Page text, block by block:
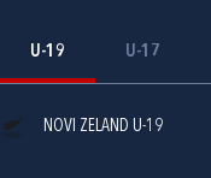
U-19 U-17
NOVI ZELAND U-19